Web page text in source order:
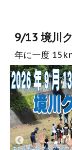
9/13 境川
年に一度